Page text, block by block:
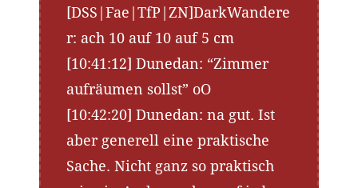
[DSS|Fae|TfP|ZN]DarkWandere
r: ach 10 auf 10 auf 5 cm
[10:41:12] Dunedan: “Zimmer
aufräumen sollst” oO
[10:42:20] Dunedan: na gut. Ist
aber generell eine praktische
Sache. Nicht ganz so praktisch